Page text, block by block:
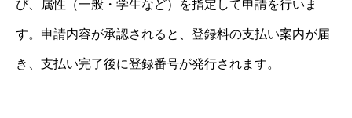
び、属性（一般・学生など）を指定して申請を行いま
す。申請内容が承認されると、登録料の支払い案内が届
き、支払い完了後に登録番号が発行されます。